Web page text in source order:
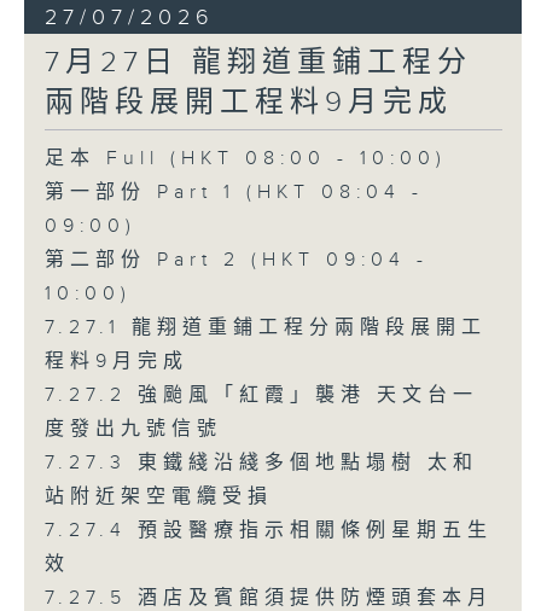
27/07/2026
7月27日 龍翔道重鋪工程分
兩階段展開工程料9月完成
足本 Full (HKT 08:00 - 10:00)
第一部份 Part 1 (HKT 08:04 -
09:00)
第二部份 Part 2 (HKT 09:04 -
10:00)
7.27.1 龍翔道重鋪工程分兩階段展開工
程料9月完成
7.27.2 強颱風「紅霞」襲港 天文台一
度發出九號信號
7.27.3 東鐵綫沿綫多個地點塌樹 太和
站附近架空電纜受損
7.27.4 預設醫療指示相關條例星期五生
效
7.27.5 酒店及賓館須提供防煙頭套本月